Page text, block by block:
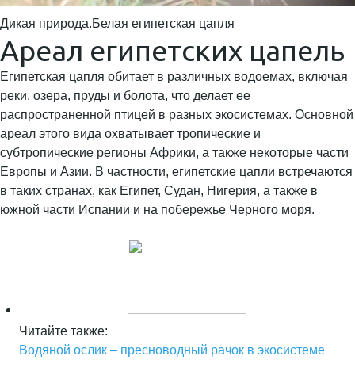
Дикая природа.Белая египетская цапля
Ареал египетских цапель
Египетская цапля обитает в различных водоемах, включая
реки, озера, пруды и болота, что делает ее
распространенной птицей в разных экосистемах. Основной
ареал этого вида охватывает тропические и
субтропические регионы Африки, а также некоторые части
Европы и Азии. В частности, египетские цапли встречаются
в таких странах, как Египет, Судан, Нигерия, а также в
южной части Испании и на побережье Черного моря.
Читайте также:
Водяной ослик – пресноводный рачок в экосистеме